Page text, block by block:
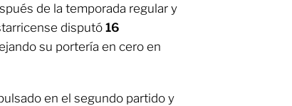
de la temporada regular y
disputó 16
su portería en cero en
en el segundo partido y